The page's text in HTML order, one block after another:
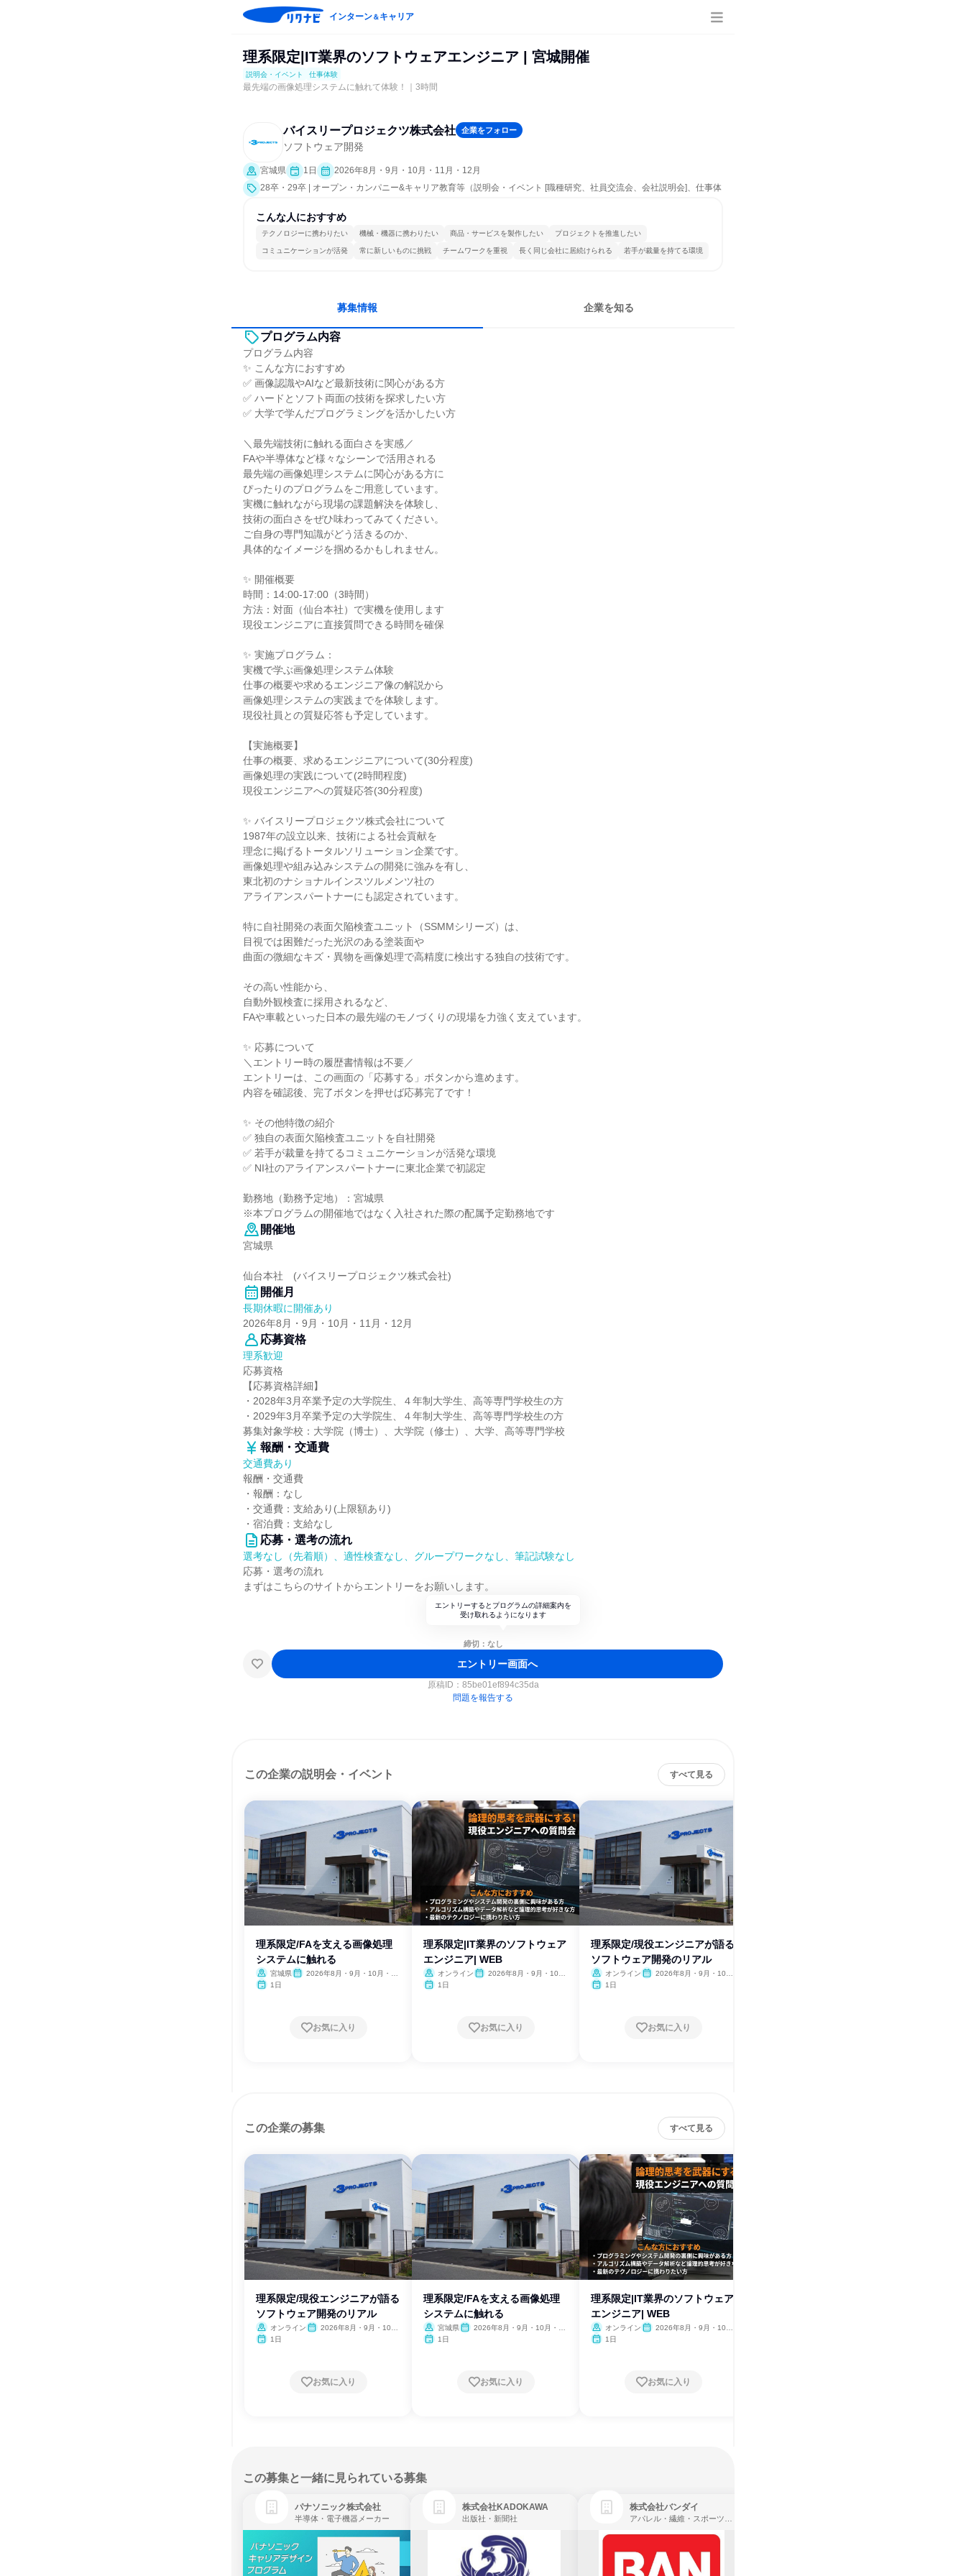
インターン＆キャリア
理系限定|IT業界のソフトウェアエンジニア | 宮城開催
説明会・イベント 仕事体験
最先端の画像処理システムに触れて体験！｜3時間
バイスリープロジェクツ株式会社 企業をフォロー
ソフトウェア開発
宮城県 1日
2026年8月・9月・10月・11月・12月
28卒・29卒 | オープン・カンパニー&キャリア教育等（説明会・イベント [職種研究、社員交流会、会社説明会]、仕事体
こんな人におすすめ
テクノロジーに携わりたい 機械・機器に携わりたい 商品・サービスを製作したい プロジェクトを推進したい
コミュニケーションが活発 常に新しいものに挑戦 チームワークを重視 長く同じ会社に居続けられる 若手が裁量を持てる環境
募集情報 企業を知る
プログラム内容
プログラム内容
✨ こんな方におすすめ
✅ 画像認識やAIなど最新技術に関心がある方
✅ ハードとソフト両面の技術を探求したい方
✅ 大学で学んだプログラミングを活かしたい方
＼最先端技術に触れる面白さを実感／
FAや半導体など様々なシーンで活用される
最先端の画像処理システムに関心がある方に
ぴったりのプログラムをご用意しています。
実機に触れながら現場の課題解決を体験し、
技術の面白さをぜひ味わってみてください。
ご自身の専門知識がどう活きるのか、
具体的なイメージを掴めるかもしれません。
✨ 開催概要
時間：14:00-17:00（3時間）
方法：対面（仙台本社）で実機を使用します
現役エンジニアに直接質問できる時間を確保
✨ 実施プログラム：
実機で学ぶ画像処理システム体験
仕事の概要や求めるエンジニア像の解説から
画像処理システムの実践までを体験します。
現役社員との質疑応答も予定しています。
【実施概要】
仕事の概要、求めるエンジニアについて(30分程度)
画像処理の実践について(2時間程度)
現役エンジニアへの質疑応答(30分程度)
✨ バイスリープロジェクツ株式会社について
1987年の設立以来、技術による社会貢献を
理念に掲げるトータルソリューション企業です。
画像処理や組み込みシステムの開発に強みを有し、
東北初のナショナルインスツルメンツ社の
アライアンスパートナーにも認定されています。
特に自社開発の表面欠陥検査ユニット（SSMMシリーズ）は、
目視では困難だった光沢のある塗装面や
曲面の微細なキズ・異物を画像処理で高精度に検出する独自の技術です。
その高い性能から、
自動外観検査に採用されるなど、
FAや車載といった日本の最先端のモノづくりの現場を力強く支えています。
✨ 応募について
＼エントリー時の履歴書情報は不要／
エントリーは、この画面の「応募する」ボタンから進めます。
内容を確認後、完了ボタンを押せば応募完了です！
✨ その他特徴の紹介
✅ 独自の表面欠陥検査ユニットを自社開発
✅ 若手が裁量を持てるコミュニケーションが活発な環境
✅ NI社のアライアンスパートナーに東北企業で初認定
勤務地（勤務予定地）：宮城県
※本プログラムの開催地ではなく入社された際の配属予定勤務地です
開催地
宮城県
仙台本社 (バイスリープロジェクツ株式会社)
開催月
長期休暇に開催あり
2026年8月・9月・10月・11月・12月
応募資格
理系歓迎
応募資格
【応募資格詳細】
・2028年3月卒業予定の大学院生、４年制大学生、高等専門学校生の方
・2029年3月卒業予定の大学院生、４年制大学生、高等専門学校生の方
募集対象学校：大学院（博士）、大学院（修士）、大学、高等専門学校
報酬・交通費
交通費あり
報酬・交通費
・報酬：なし
・交通費：支給あり(上限額あり)
・宿泊費：支給なし
応募・選考の流れ
選考なし（先着順）、適性検査なし、グループワークなし、筆記試験なし
応募・選考の流れ
まずはこちらのサイトからエントリーをお願いします。
エントリーするとプログラムの詳細案内を
受け取れるようになります
締切：なし
エントリー画面へ
原稿ID： 85be01ef894c35da
問題を報告する
この企業の説明会・イベント すべて見る
理系限定/FAを支える画像処理
システムに触れる
宮城県
2026年8月・9月・10月・11
1日
お気に入り
理系限定|IT業界のソフトウェア
エンジニア| WEB
オンライン
2026年8月・9月・10
1日
お気に入り
理系限定/現役エンジニアが語る
ソフトウェア開発のリアル
オンライン
2026年8月・9月・10
1日
お気に入り
この企業の募集 すべて見る
理系限定/現役エンジニアが語る
ソフトウェア開発のリアル
オンライン
2026年8月・9月・10
1日
お気に入り
理系限定/FAを支える画像処理
システムに触れる
宮城県
2026年8月・9月・10月・11
1日
お気に入り
理系限定|IT業界のソフトウェア
エンジニア| WEB
オンライン
2026年8月・9月・10
1日
お気に入り
この募集と一緒に見られている募集
パナソニック株式会社
半導体・電子機器メーカー
株式会社KADOKAWA
出版社・新聞社
株式会社バンダイ